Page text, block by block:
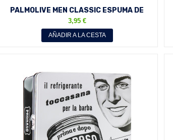
PALMOLIVE MEN CLASSIC ESPUMA DE
AFEITADO 300 ML
3,95 €
AÑADIR A LA CESTA